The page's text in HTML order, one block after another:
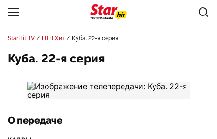
StarHit TV НТВ Хит Куба. 22-я серия
Куба. 22-я серия
О передаче